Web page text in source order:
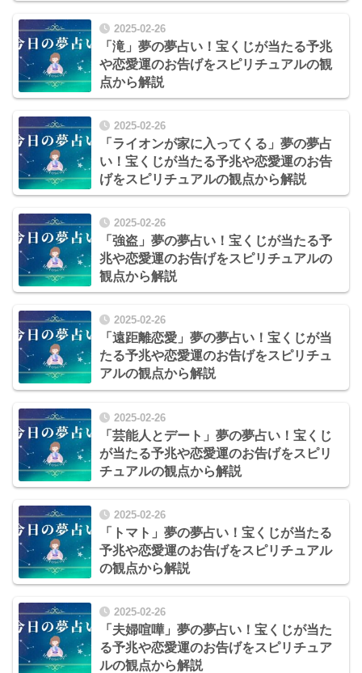
2025-02-26
「滝」夢の夢占い！宝くじが当たる予兆
や恋愛運のお告げをスピリチュアルの観
点から解説
2025-02-26
「ライオンが家に入ってくる」夢の夢占
い！宝くじが当たる予兆や恋愛運のお告
げをスピリチュアルの観点から解説
2025-02-26
「強盗」夢の夢占い！宝くじが当たる予
兆や恋愛運のお告げをスピリチュアルの
観点から解説
2025-02-26
「遠距離恋愛」夢の夢占い！宝くじが当
たる予兆や恋愛運のお告げをスピリチュ
アルの観点から解説
2025-02-26
「芸能人とデート」夢の夢占い！宝くじ
が当たる予兆や恋愛運のお告げをスピリ
チュアルの観点から解説
2025-02-26
「トマト」夢の夢占い！宝くじが当たる
予兆や恋愛運のお告げをスピリチュアル
の観点から解説
2025-02-26
「夫婦喧嘩」夢の夢占い！宝くじが当た
る予兆や恋愛運のお告げをスピリチュア
ルの観点から解説